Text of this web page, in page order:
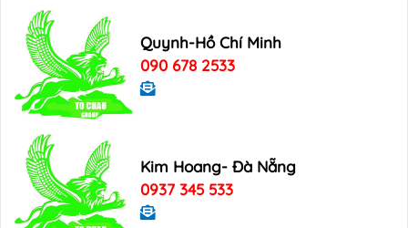
Quynh-Hồ Chí Minh
090 678 2533
Kim Hoang- Đà Nẵng
0937 345 533